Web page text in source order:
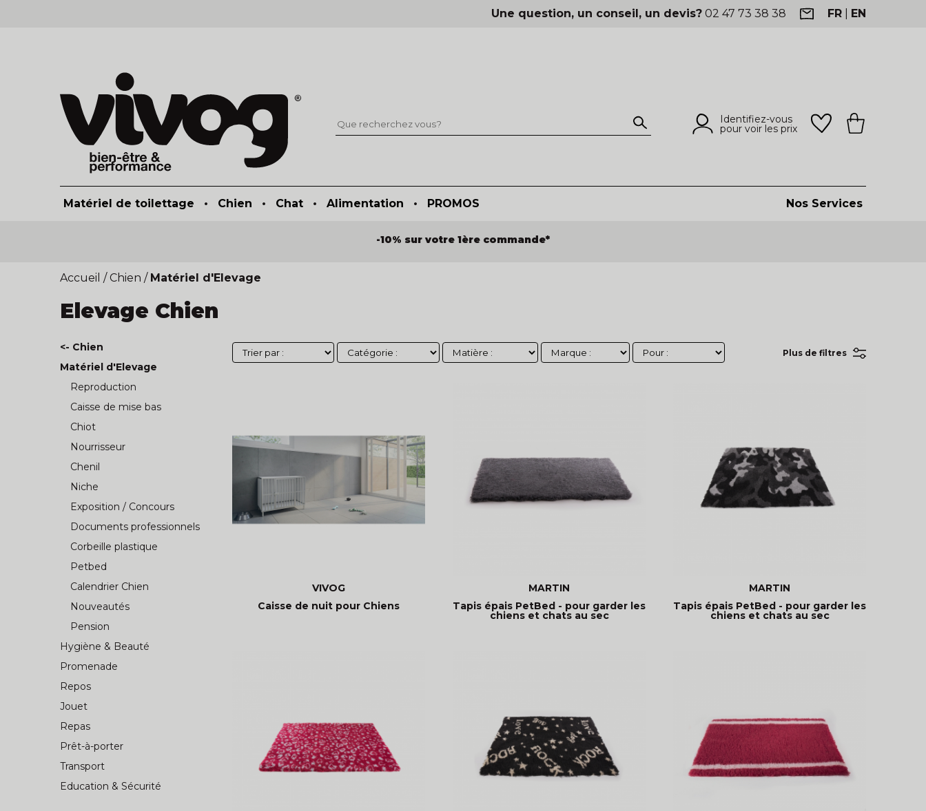
Une question, un conseil, un devis? 02 47 73 38 38 FR EN
Identifiez-vous
pour voir les prix
Matériel de toilettage • Chien • Chat • Alimentation • PROMOS Nos Services
-10% sur votre 1ère commande*
Accueil / Chien / Matériel d'Elevage
Elevage Chien
<- Chien
Matériel d'Elevage
Reproduction
Caisse de mise bas
Chiot
Nourrisseur
Chenil
Niche
Exposition / Concours
Documents professionnels
Corbeille plastique
Petbed
Calendrier Chien
Nouveautés
Pension
Hygiène & Beauté
Promenade
Repos
Jouet
Repas
Prêt-à-porter
Transport
Education & Sécurité
Plus de filtres
VIVOG
Caisse de nuit pour Chiens
MARTIN
Tapis épais PetBed - pour garder les
chiens et chats au sec
MARTIN
Tapis épais PetBed - pour garder les
chiens et chats au sec